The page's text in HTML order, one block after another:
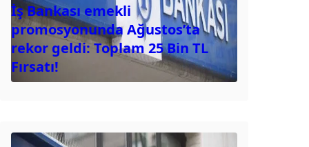
İş Bankası emekli
promosyonunda Ağustos’ta
rekor geldi: Toplam 25 Bin TL
Fırsatı!